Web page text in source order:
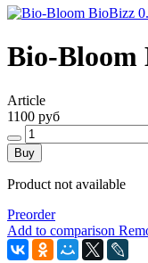
Bio-Bloom
Article
1100 руб
Buy
Product not available
Preorder
Add to comparison